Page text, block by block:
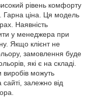
рівень комфорту
Гарна ціна. Ця модель
Наявність
у менеджера при
Якщо клієнт не
замовлення буде
які є на складі.
виробів можуть
сайті, залежно від